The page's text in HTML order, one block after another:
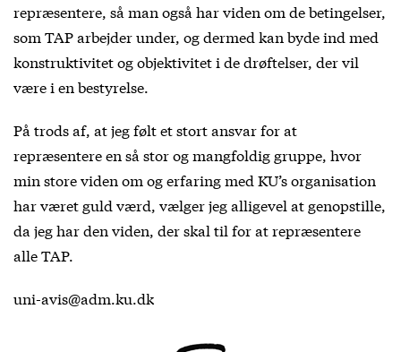
repræsentere, så man også har viden om de betingelser,
som TAP arbejder under, og dermed kan byde ind med
konstruktivitet og objektivitet i de drøftelser, der vil
være i en bestyrelse.
På trods af, at jeg følt et stort ansvar for at
repræsentere en så stor og mangfoldig gruppe, hvor
min store viden om og erfaring med KU’s organisation
har været guld værd, vælger jeg alligevel at genopstille,
da jeg har den viden, der skal til for at repræsentere
alle TAP.
uni-avis@adm.ku.dk